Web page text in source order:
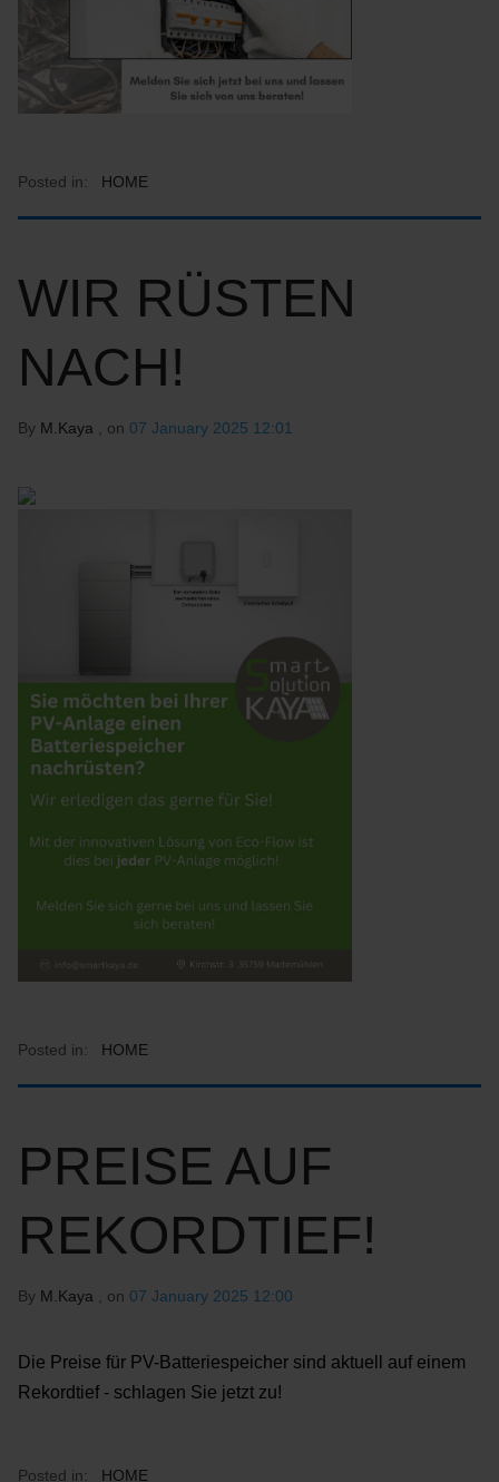
Posted in: HOME
WIR RÜSTEN
NACH!
By M.Kaya , on 07 January 2025 12:01
Posted in: HOME
PREISE AUF
REKORDTIEF!
By M.Kaya , on 07 January 2025 12:00
Die Preise für PV-Batteriespeicher sind aktuell auf einem
Rekordtief - schlagen Sie jetzt zu!
Posted in: HOME